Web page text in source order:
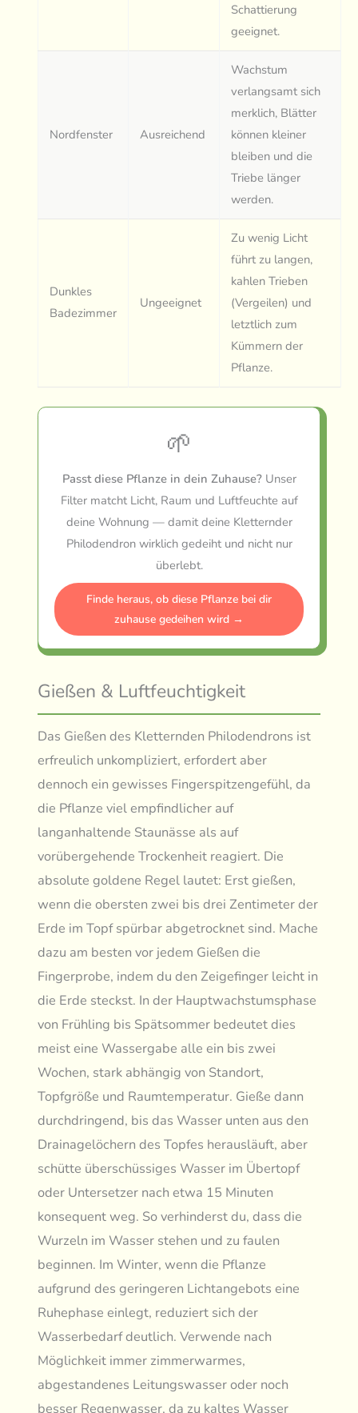
Schattierung
geeignet.
Nordfenster Ausreichend
Wachstum
verlangsamt sich
merklich, Blätter
können kleiner
bleiben und die
Triebe länger
werden.
Dunkles
Badezimmer
Ungeeignet
Zu wenig Licht
führt zu langen,
kahlen Trieben
(Vergeilen) und
letztlich zum
Kümmern der
Pflanze.
🌱
Passt diese Pflanze in dein Zuhause?Unser
Filter matcht Licht, Raum und Luftfeuchte auf
deine Wohnung — damit deine Kletternder
Philodendron wirklich gedeiht und nicht nur
überlebt.
Finde heraus, ob diese Pflanze bei dir
zuhause gedeihen wird →
Gießen & Luftfeuchtigkeit
Das Gießen des Kletternden Philodendrons ist
erfreulich unkompliziert, erfordert aber
dennoch ein gewisses Fingerspitzengefühl, da
die Pflanze viel empfindlicher auf
langanhaltende Staunässe als auf
vorübergehende Trockenheit reagiert. Die
absolute goldene Regel lautet: Erst gießen,
wenn die obersten zwei bis drei Zentimeter der
Erde im Topf spürbar abgetrocknet sind. Mache
dazu am besten vor jedem Gießen die
Fingerprobe, indem du den Zeigefinger leicht in
die Erde steckst. In der Hauptwachstumsphase
von Frühling bis Spätsommer bedeutet dies
meist eine Wassergabe alle ein bis zwei
Wochen, stark abhängig von Standort,
Topfgröße und Raumtemperatur. Gieße dann
durchdringend, bis das Wasser unten aus den
Drainagelöchern des Topfes herausläuft, aber
schütte überschüssiges Wasser im Übertopf
oder Untersetzer nach etwa 15 Minuten
konsequent weg. So verhinderst du, dass die
Wurzeln im Wasser stehen und zu faulen
beginnen. Im Winter, wenn die Pflanze
aufgrund des geringeren Lichtangebots eine
Ruhephase einlegt, reduziert sich der
Wasserbedarf deutlich. Verwende nach
Möglichkeit immer zimmerwarmes,
abgestandenes Leitungswasser oder noch
besser Regenwasser, da zu kaltes Wasser